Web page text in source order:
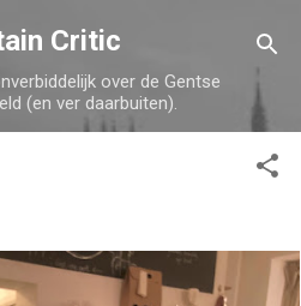
naar hoofdcontent
Critic
over de Gentse
(en ver daarbuiten).